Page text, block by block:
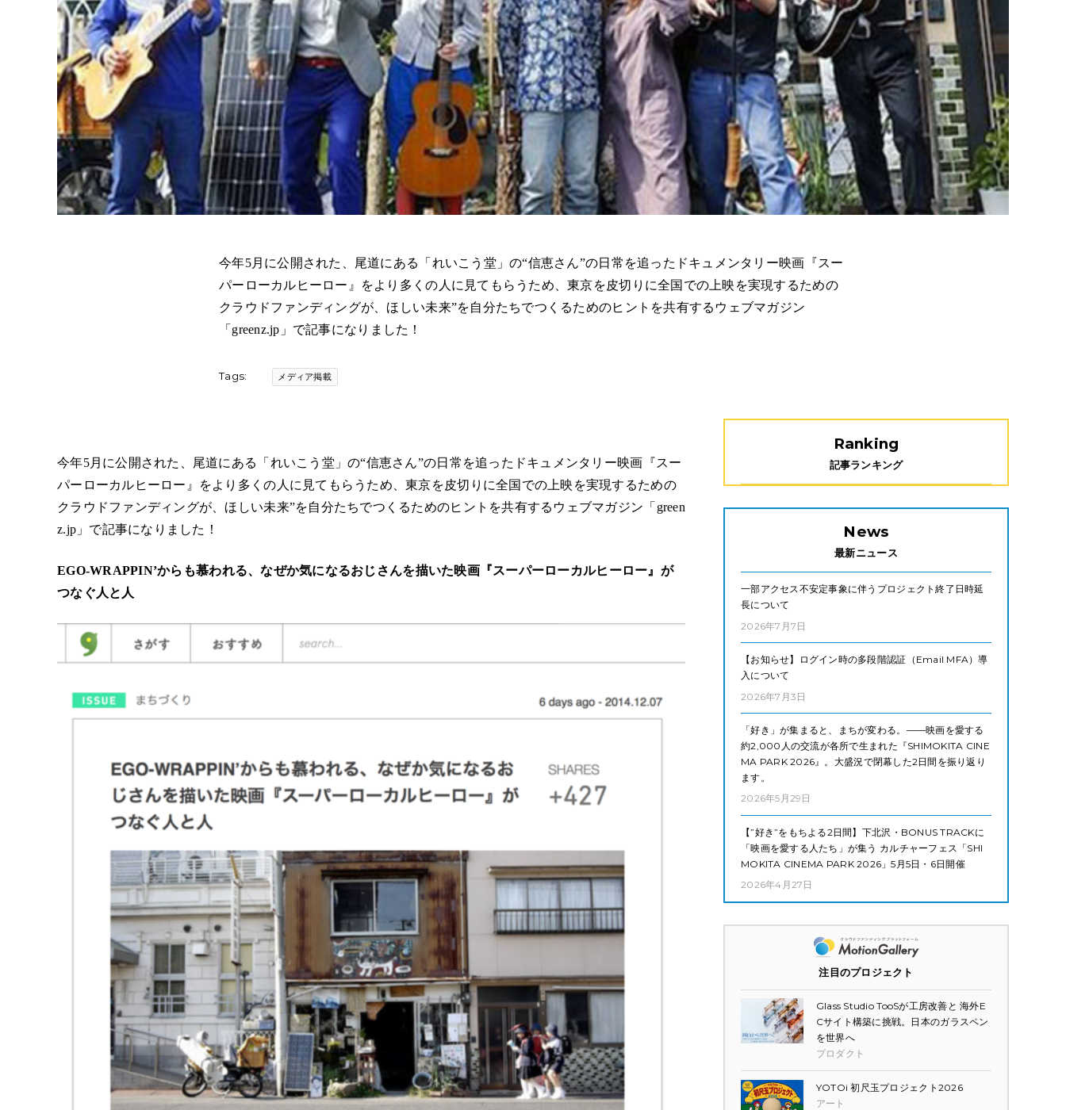
​今年5月に公開された、尾道にある「れいこう堂」の“信恵さん”の日常を追ったドキュメンタリー映画『スー
パーローカルヒーロー』をより多くの人に見てもらうため、東京を皮切りに全国での上映を実現するための​
クラウドファンディングが、ほしい未来”を自分たちでつくるためのヒントを共有するウェブマガジン
「greenz.jp」で記事になりました！
Tags: メディア掲載
今年5月に公開された、尾道にある「れいこう堂」の“信恵さん”の日常を追ったドキュメンタリー映画『スー
パーローカルヒーロー』をより多くの人に見てもらうため、東京を皮切りに全国での上映を実現するための
クラウドファンディングが、ほしい未来”を自分たちでつくるためのヒントを共有するウェブマガジン「green
z.jp」で記事になりました！
EGO-WRAPPIN’からも慕われる、なぜか気になるおじさんを描いた映画『スーパーローカルヒーロー』が
つなぐ人と人
Ranking
記事ランキング
News
最新ニュース
一部アクセス不安定事象に伴うプロジェクト終了日時延
長について
2026年7月7日
【お知らせ】ログイン時の多段階認証（Email MFA）導
入について
2026年7月3日
「好き」が集まると、まちが変わる。——映画を愛する
約2,000人の交流が各所で生まれた『SHIMOKITA CINE
MA PARK 2026』。大盛況で閉幕した2日間を振り返り
ます。
2026年5月29日
【”好き”をもちよる2日間】下北沢・BONUS TRACKに
「映画を愛する人たち」が集う カルチャーフェス「SHI
MOKITA CINEMA PARK 2026」5月5日・6日開催
2026年4月27日
注目のプロジェクト
Glass Studio TooSが工房改善と 海外E
Cサイト構築に挑戦。日本のガラスペン
を世界へ
プロダクト
YOTOi 初尺玉プロジェクト2026
アート